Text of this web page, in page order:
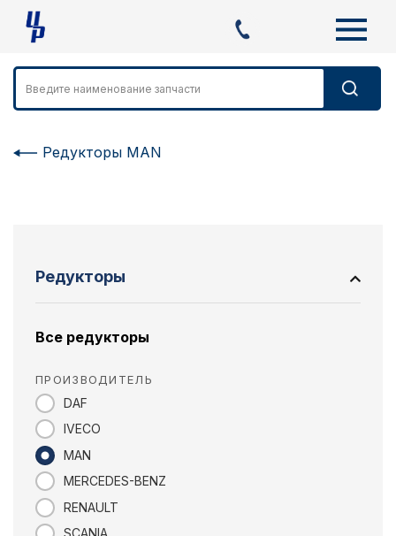
Редукторы MAN
Редукторы
Все редукторы
ПРОИЗВОДИТЕЛЬ
DAF
IVECO
MAN
MERCEDES-BENZ
RENAULT